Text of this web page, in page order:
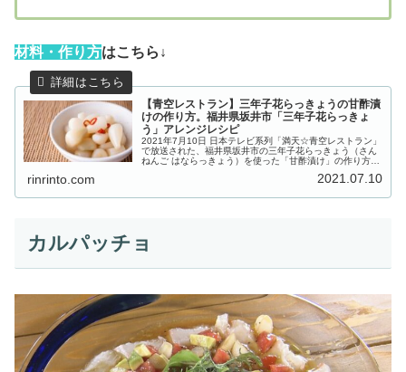
材料・作り方はこちら↓
【青空レストラン】三年子花らっきょうの甘酢漬
けの作り方。福井県坂井市「三年子花らっきょ
う」アレンジレシピ
2021年7月10日 日本テレビ系列「満天☆青空レストラン」
で放送された、福井県坂井市の三年子花らっきょう（さん
ねんご はならっきょう）を使った「甘酢漬け」の作り方を
rinrinto.com 2021.07.10
カルパッチョ